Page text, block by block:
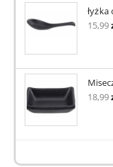
łyżka
15,99
18,99